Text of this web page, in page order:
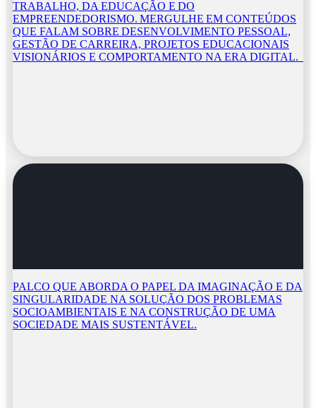
TRABALHO, DA EDUCAÇÃO E DO
EMPREENDEDORISMO. MERGULHE EM CONTEÚDOS
QUE FALAM SOBRE DESENVOLVIMENTO PESSOAL,
GESTÃO DE CARREIRA, PROJETOS EDUCACIONAIS
VISIONÁRIOS E COMPORTAMENTO NA ERA DIGITAL.
PALCO QUE ABORDA O PAPEL DA IMAGINAÇÃO E DA
SINGULARIDADE NA SOLUÇÃO DOS PROBLEMAS
SOCIOAMBIENTAIS E NA CONSTRUÇÃO DE UMA
SOCIEDADE MAIS SUSTENTÁVEL.